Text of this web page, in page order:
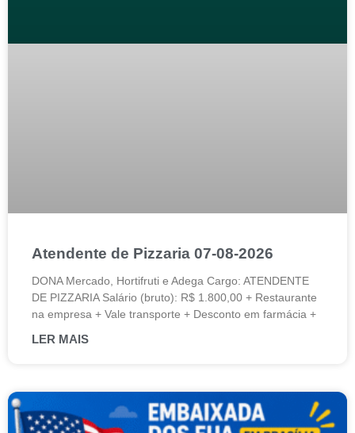
Atendente de Pizzaria 07-08-2026
DONA Mercado, Hortifruti e Adega Cargo: ATENDENTE
DE PIZZARIA Salário (bruto): R$ 1.800,00 + Restaurante
na empresa + Vale transporte + Desconto em farmácia +
LER MAIS